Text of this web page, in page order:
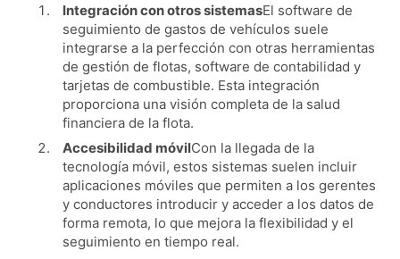
Integración con otros sistemasEl software de
seguimiento de gastos de vehículos suele
integrarse a la perfección con otras herramientas
de gestión de flotas, software de contabilidad y
tarjetas de combustible. Esta integración
proporciona una visión completa de la salud
financiera de la flota.
Accesibilidad móvilCon la llegada de la
tecnología móvil, estos sistemas suelen incluir
aplicaciones móviles que permiten a los gerentes
y conductores introducir y acceder a los datos de
forma remota, lo que mejora la flexibilidad y el
seguimiento en tiempo real.